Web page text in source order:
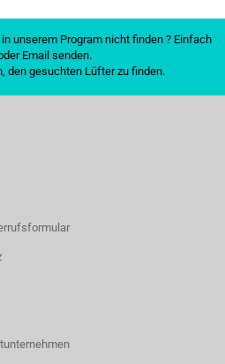
unserem Program nicht finden ? Einfach
Email senden.
den gesuchten Lüfter zu finden.